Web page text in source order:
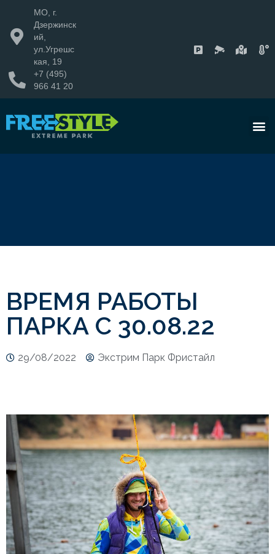
МО, г.
Дзержинск
ий,
ул.Угрешс
кая, 19
+7 (495)
966 41 20
ВРЕМЯ РАБОТЫ
ПАРКА С 30.08.22
29/08/2022 Экстрим Парк Фристайл